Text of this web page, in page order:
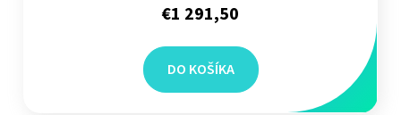
€1 291,50
DO KOŠÍKA